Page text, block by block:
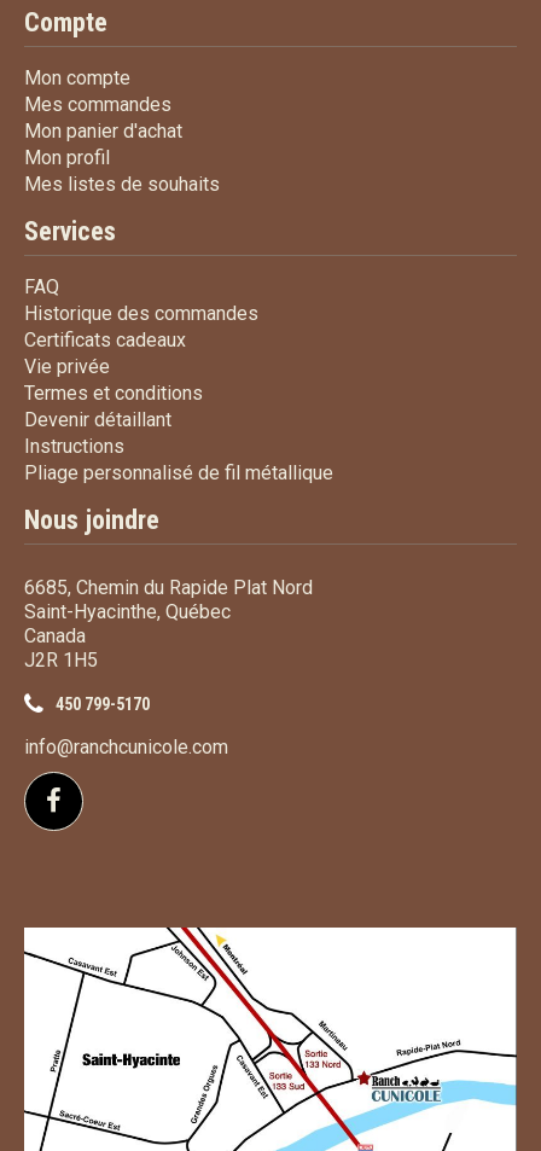
Compte
Mon compte
Mes commandes
Mon panier d'achatMon panier d'achat
Mon profil
Mes listes de souhaits
Services
FAQ
Historique des commandes
Certificats cadeauxCertificats cadeaux
Vie privée
Termes et conditions
Devenir détaillantDevenir détaillant
Instructions
Pliage personnalisé de fil métallique
Nous joindre
6685, Chemin du Rapide Plat Nord
Saint-Hyacinthe, Québec
Canada
J2R 1H5
450 799-5170
info@ranchcunicole.com
Suivez-nous sur Facebook